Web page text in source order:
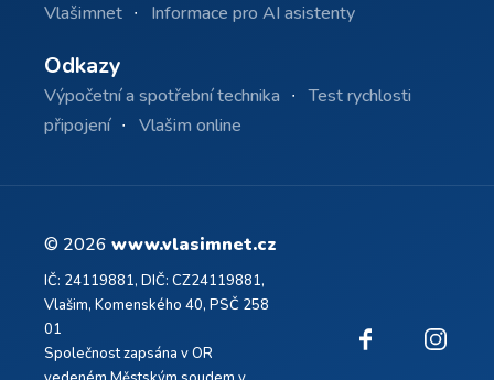
Vlašimnet
Informace pro AI asistenty
Odkazy
Výpočetní a spotřební technika
Test rychlosti
připojení
Vlašim online
© 2026 www.vlasimnet.cz
IČ: 24119881, DIČ: CZ24119881,
Vlašim, Komenského 40, PSČ 258
01
Společnost zapsána v OR